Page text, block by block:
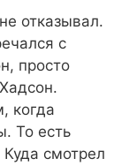
отказывал.
с
просто
когда
То есть
смотрел